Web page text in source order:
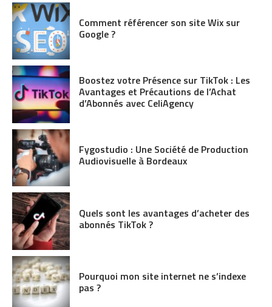
Comment référencer son site Wix sur
Google ?
Boostez votre Présence sur TikTok : Les
Avantages et Précautions de l’Achat
d’Abonnés avec CeliAgency
Fygostudio : Une Société de Production
Audiovisuelle à Bordeaux
Quels sont les avantages d’acheter des
abonnés TikTok ?
Pourquoi mon site internet ne s’indexe
pas ?